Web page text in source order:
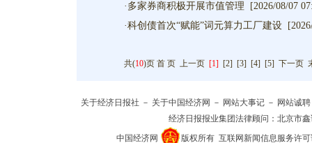
· 多家券商积极开展市值管理
[2026/08/07
·科创债首次“赋能”词元算力工厂建设
共(10)页 首 页 上一页 [1] [2] [3] [4] [5] 下一页
关于经济日报社 － 关于中国经济网 － 网站大事记 － 网站诚聘
经济日报报业集团法律顾问： 北京市
中国经济网
版权所有互联网新闻信息服务许可